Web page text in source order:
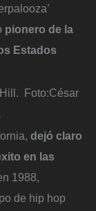
pionero de la
Estados
Foto:César
dejó claro
en las
1988,
de hip hop